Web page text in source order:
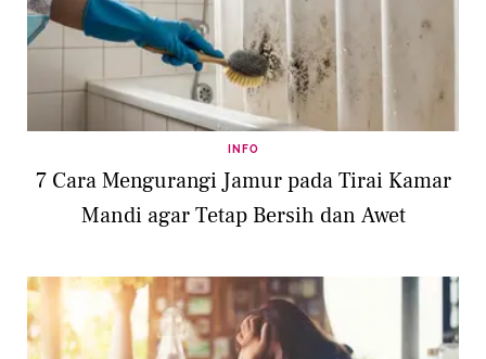
INFO
7 Cara Mengurangi Jamur pada Tirai Kamar
Mandi agar Tetap Bersih dan Awet